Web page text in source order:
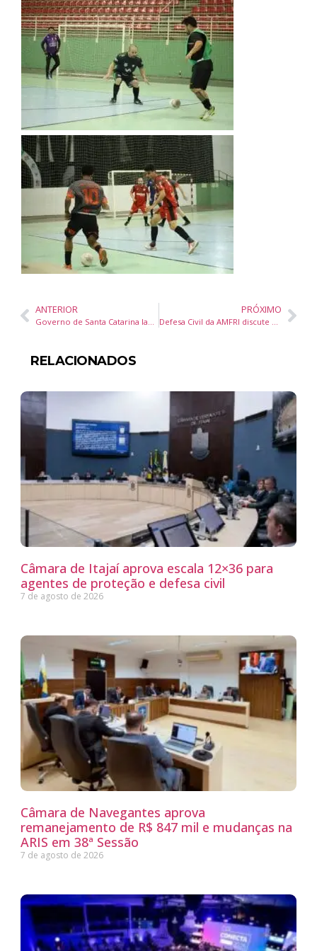
ANTERIOR
Governo de Santa Catarina lança programa “Educação Levada a Sério”, maior investimento da história na rede estadual
PRÓXIMO
Defesa Civil da AMFRI discute prevenção e implanta Sistema de Gerenciamento de Ocorrências em Itajaí
RELACIONADOS
Câmara de Itajaí aprova escala 12×36 para
agentes de proteção e defesa civil
7 de agosto de 2026
Câmara de Navegantes aprova
remanejamento de R$ 847 mil e mudanças na
ARIS em 38ª Sessão
7 de agosto de 2026